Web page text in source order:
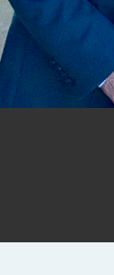
高度支持「總合
案」記者會 強
挑戰 堅持團結